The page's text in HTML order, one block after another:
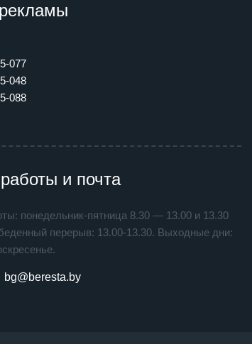
077
048
088
и почта
понедельник-пятница 8.30 — 13.00 и 13.30
перерыв: 13.00-13.30. Выходные дни:
bg@beresta.by